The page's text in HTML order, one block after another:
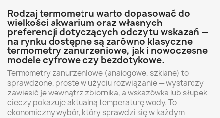
Rodzaj termometru warto dopasować do
wielkości akwarium oraz własnych
preferencji dotyczących odczytu wskazań —
na rynku dostępne są zarówno klasyczne
termometry zanurzeniowe, jak i nowoczesne
modele cyfrowe czy bezdotykowe.
Termometry zanurzeniowe (analogowe, szklane) to
sprawdzone, proste w użyciu rozwiązanie — wystarczy
zawiesić je wewnątrz zbiornika, a wskazówka lub słupek
cieczy pokazuje aktualną temperaturę wody. To
ekonomiczny wybór, który sprawdzi się w każdym